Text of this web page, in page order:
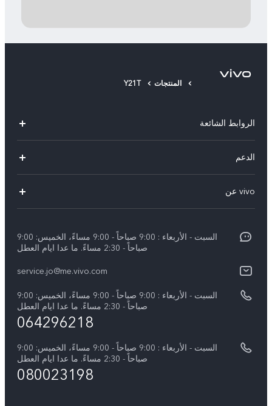
المنتجات Y21T
الروابط الشائعة
Y19s(New)
Y28(New)
كل الموديلات
الدعم
مركز الخدمة
Funtouch OS
بيان الخصوصية بشأن خدمة العملاء
vivo عن
اضغط
الإشعارات القانونية
نبذة عنا
الاستدامة
السبت - الأربعاء : 9:00 صباحاً - 9:00 مساءً، الخميس: 9:00
صباحاً - 2:30 مساءً. ما عدا ايام العطل
service.jo@me.vivo.com
السبت - الأربعاء : 9:00 صباحاً - 9:00 مساءً، الخميس: 9:00
صباحاً - 2:30 مساءً. ما عدا ايام العطل
064296218
السبت - الأربعاء : 9:00 صباحاً - 9:00 مساءً، الخميس: 9:00
صباحاً - 2:30 مساءً. ما عدا ايام العطل
080023198